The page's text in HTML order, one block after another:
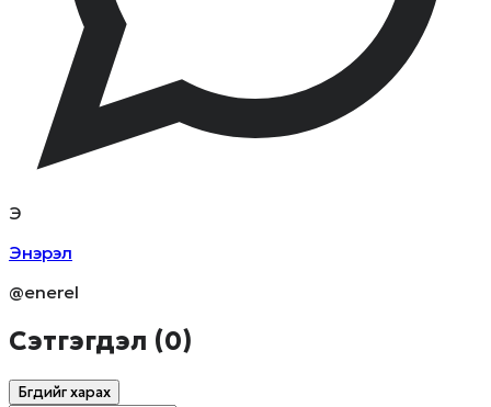
Э
Энэрэл
@enerel
Сэтгэгдэл (0)
Бүгдийг харах